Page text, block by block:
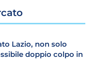
Lazio, non solo
doppio colpo in